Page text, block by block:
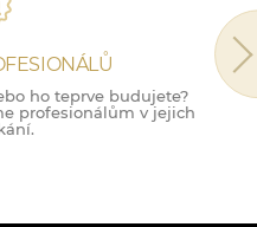
ho teprve budujete?
profesionálům v jejich